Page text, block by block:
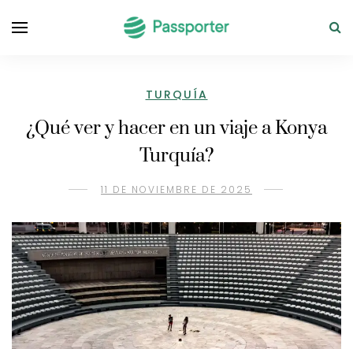
TURQUÍA
¿Qué ver y hacer en un viaje a Konya
Turquía?
11 DE NOVIEMBRE DE 2025